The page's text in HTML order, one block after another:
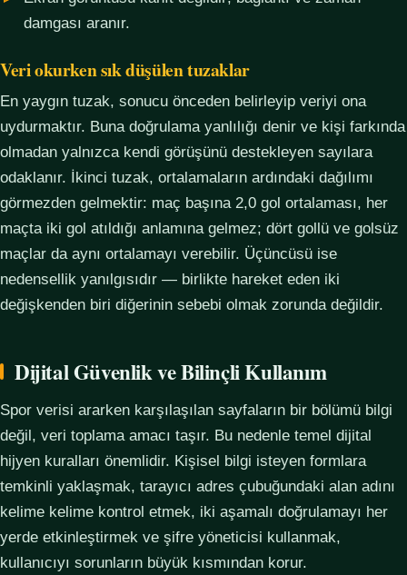
damgası aranır.
Veri okurken sık düşülen tuzaklar
En yaygın tuzak, sonucu önceden belirleyip veriyi ona
uydurmaktır. Buna doğrulama yanlılığı denir ve kişi farkında
olmadan yalnızca kendi görüşünü destekleyen sayılara
odaklanır. İkinci tuzak, ortalamaların ardındaki dağılımı
görmezden gelmektir: maç başına 2,0 gol ortalaması, her
maçta iki gol atıldığı anlamına gelmez; dört gollü ve golsüz
maçlar da aynı ortalamayı verebilir. Üçüncüsü ise
nedensellik yanılgısıdır — birlikte hareket eden iki
değişkenden biri diğerinin sebebi olmak zorunda değildir.
Dijital Güvenlik ve Bilinçli Kullanım
Spor verisi ararken karşılaşılan sayfaların bir bölümü bilgi
değil, veri toplama amacı taşır. Bu nedenle temel dijital
hijyen kuralları önemlidir. Kişisel bilgi isteyen formlara
temkinli yaklaşmak, tarayıcı adres çubuğundaki alan adını
kelime kelime kontrol etmek, iki aşamalı doğrulamayı her
yerde etkinleştirmek ve şifre yöneticisi kullanmak,
kullanıcıyı sorunların büyük kısmından korur.